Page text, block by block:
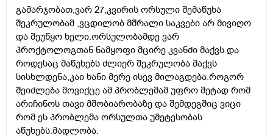
გამარჯობათ,ვარ 27,კვირის ორსული შემაწუხა
შეკრულობამ ,ვცდილობ მშრალი საკვები არ მივიღო
და შეუწყო ხელი.ორსულობამდე ვარ
პროქტოლოგთან ნამყოფი მცირე კვანძი მაქვს და
როდესაც მაწუხებს ძლიერ შეკრულობა მაქვს
სისხლდენა,კაი ხანი მერე ისევ მილაგდება.როგორ
შეიძლება მოვიქცე ამ პრობლემამ უფრო მეტად რომ
არიჩინოს თავი მშობიარობაზე და შემდეგშიც ვიცი
რომ ეს პრობლემა ორსულთა უმეტესობას
აწუხებს.მადლობა.